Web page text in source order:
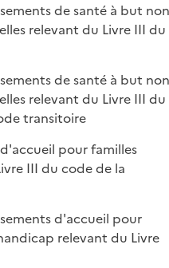
de santé à but
relevant du Livre III du
de santé à but
relevant du Livre III du
transitoire
pour familles
III du code de la
d'accueil pour
relevant du Livre